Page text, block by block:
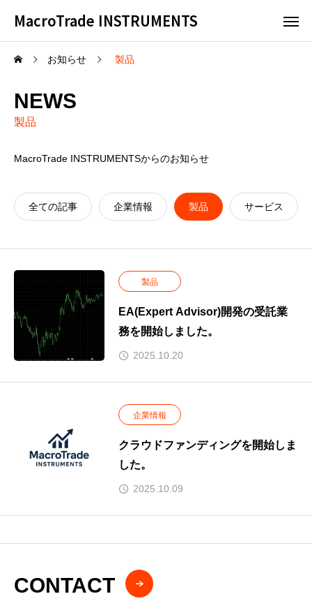
MacroTrade INSTRUMENTS
お知らせ 製品
NEWS
製品
MacroTrade INSTRUMENTSからのお知らせ
全ての記事 企業情報 製品 サービス
製品
EA(Expert Advisor)開発の受託業
務を開始しました。
2025.10.20
企業情報
クラウドファンディングを開始しま
した。
2025.10.09
CONTACT